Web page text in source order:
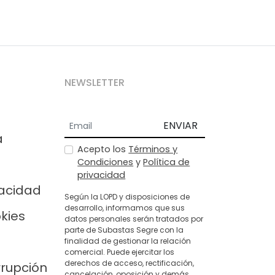
NEWSLETTER
ENVIAR
Acepto los Términos y
Condiciones yPolítica de
privacidad
Según la LOPD y disposiciones de
desarrollo, informamos que sus
datos personales serán tratados por
parte de Subastas Segre con la
finalidad de gestionar la relación
comercial. Puede ejercitar los
derechos de acceso, rectificación,